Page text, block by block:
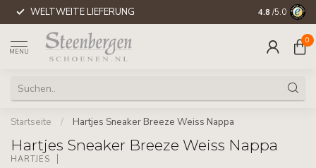
WELTWEITE LIEFERUNG 4.8 /5.0
MENU
0
Startseite / Hartjes Sneaker Breeze Weiss Nappa
Hartjes Sneaker Breeze Weiss Nappa
HARTJES